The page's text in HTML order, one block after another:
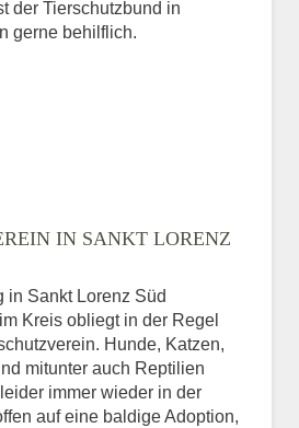
der Tierschutzbund in
gerne behilflich.
IN SANKT LORENZ
in Sankt Lorenz Süd
Kreis obliegt in der Regel
Hunde, Katzen,
mitunter auch Reptilien
immer wieder in der
auf eine baldige Adoption,